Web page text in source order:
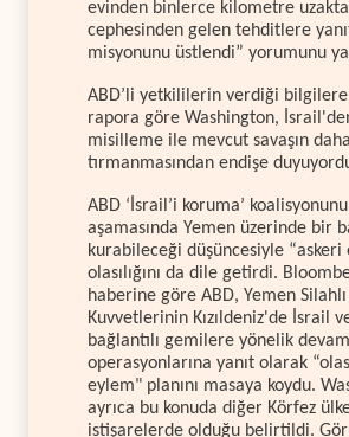
evinden binlerce kilometre
cephesinden gelen tehditlere
misyonunu üstlendi” yorumunu
ABD’li yetkililerin verdiği
rapora göre Washington,
misilleme ile mevcut savaşın
tırmanmasından endişe
ABD ‘İsrail’i koruma’
aşamasında Yemen üzerinde bir
kurabileceği düşüncesiyle “askeri
olasılığını da dile getirdi.
haberine göre ABD, Yemen Silahlı
Kuvvetlerinin Kızıldeniz'de İsrail
bağlantılı gemilere yönelik
operasyonlarına yanıt olarak
eylem" planını masaya koydu.
ayrıca bu konuda diğer Körfez
istişarelerde olduğu belirtildi.